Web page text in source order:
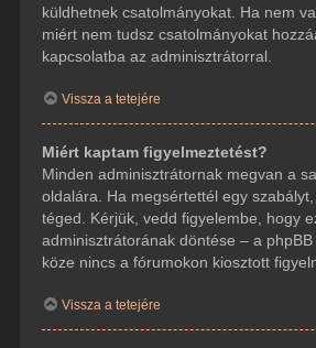
küldhetnek csatolmányokat. Ha nem
miért nem tudsz csatolmányokat
kapcsolatba az adminisztrátorral.
Vissza a tetejére
Miért kaptam figyelmeztetést?
Minden adminisztrátornak megvan a
oldalára. Ha megsértettél egy
téged. Kérjük, vedd figyelembe, hogy
adminisztrátorának döntése – a
köze nincs a fórumokon kiosztott
Vissza a tetejére